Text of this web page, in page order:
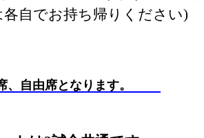
各自でお持ち帰りください)
、自由席となります。